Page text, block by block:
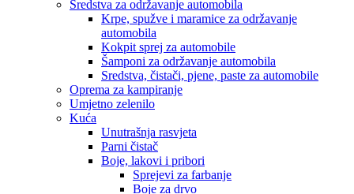
Sredstva za održavanje automobila
Krpe, spužve i maramice za održavanje
automobila
Kokpit sprej za automobile
Šamponi za održavanje automobila
Sredstva, čistači, pjene, paste za automobile
Oprema za kampiranje
Umjetno zelenilo
Kuća
Unutrašnja rasvjeta
Parni čistač
Boje, lakovi i pribori
Sprejevi za farbanje
Boje za drvo